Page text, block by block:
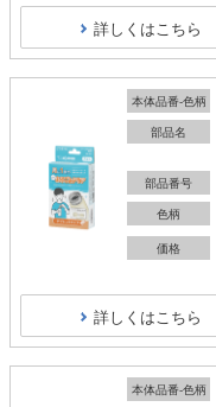
詳しくはこちら
本体品番-色柄
部品名
部品番号
色柄
価格
詳しくはこちら
本体品番-色柄